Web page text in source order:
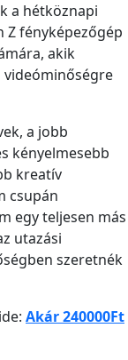
a hétköznapi
Z fényképezőgép
akik
videóminőségre
a jobb
kényelmesebb
kreatív
csupán
egy teljesen más
utazási
szeretnék
Akár 240000Ft